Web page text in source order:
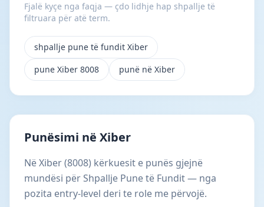
Fjalë kyçe nga faqja — çdo lidhje hap shpallje të
filtruara për atë term.
shpallje pune të fundit Xiber
pune Xiber 8008
punë në Xiber
Punësimi në Xiber
Në Xiber (8008) kërkuesit e punës gjejnë
mundësi për Shpallje Pune të Fundit — nga
pozita entry-level deri te role me përvojë.